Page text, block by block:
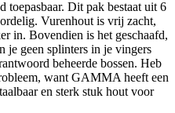
toepasbaar. Dit pak bestaat uit 6
Vurenhout is vrij zacht,
in. Bovendien is het geschaafd,
je geen splinters in je vingers
beheerde bossen. Heb
want GAMMA heeft een
en sterk stuk hout voor